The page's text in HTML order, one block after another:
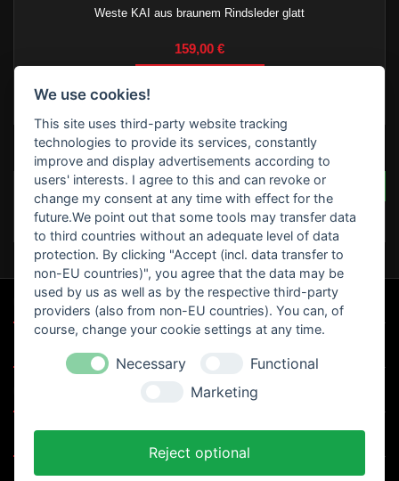
Weste KAI aus braunem Rindsleder glatt
Preis
159,00 €
BEWERTUNGEN
SCHREIBEN SIE IHRE BEWERTUNG
Seien Sie der Erste, der
eine Bewertung schreibt
!
UNSERE SPEZIALANGEBOTE
IHR KONTO 
We use cookies!
This site uses third-party website tracking
technologies to provide its services, constantly
improve and display advertisements according to
users' interests. I agree to this and can revoke or
change my consent at any time with effect for the
future.We point out that some tools may transfer data
to third countries without an adequate level of data
protection. By clicking "Accept (incl. data transfer to
non-EU countries)", you agree that the data may be
used by us as well as by the respective third-party
providers (also from non-EU countries). You can, of
course, change your cookie settings at any time.
Necessary
Functional
Marketing
Reject optional